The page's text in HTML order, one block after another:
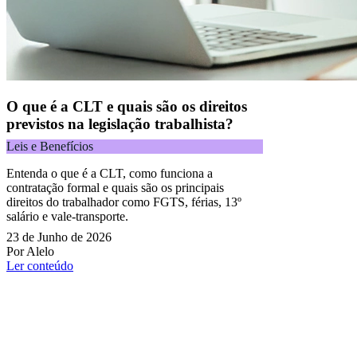
O que é a CLT e quais são os direitos
previstos na legislação trabalhista?
Leis e Benefícios
Entenda o que é a CLT, como funciona a
contratação formal e quais são os principais
direitos do trabalhador como FGTS, férias, 13º
salário e vale-transporte.
23 de Junho de 2026
Por Alelo
Ler conteúdo